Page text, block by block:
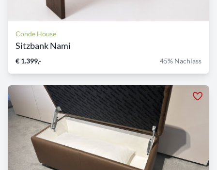
Conde House
Sitzbank Nami
€ 1.399,- 45% Nachlass